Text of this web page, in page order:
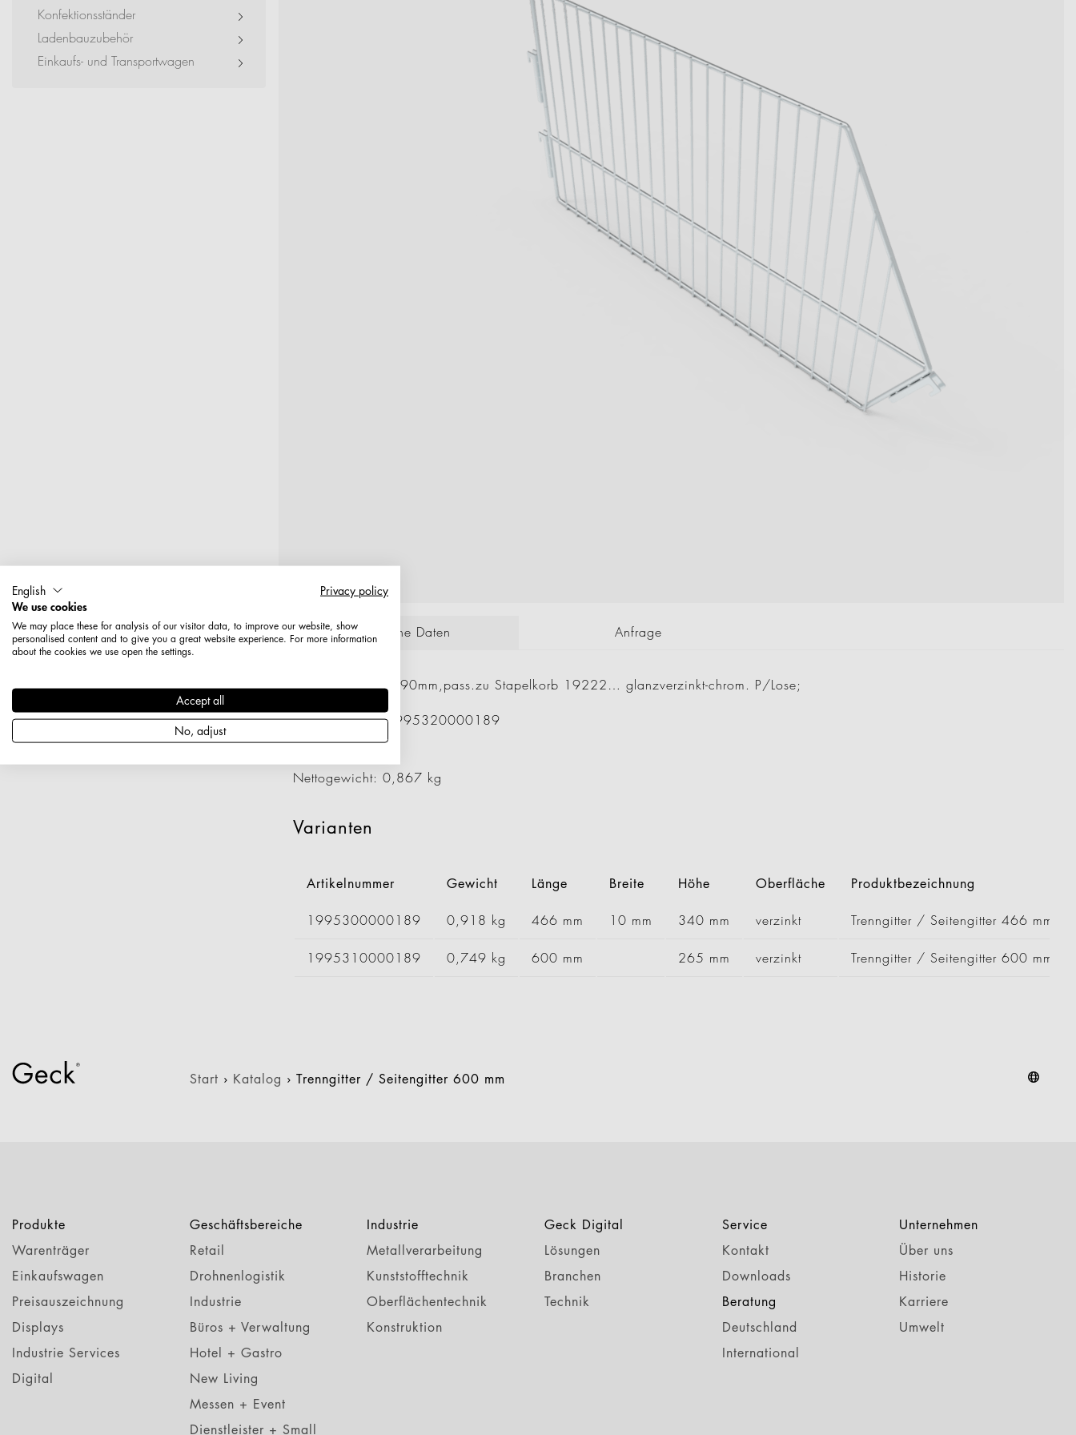
Event + Messe
Dienstleister + Small Business
Lernen sie jetzt die innovativen Systemlösungen
von Geck kennen.
Konfektionsständer
Ladenbauzubehör
Einkaufs- und Transportwagen
Technische Daten Anfrage
Trenngitter 685x390mm,pass.zu Stapelkorb 19222… glanzverzinkt-chrom. P/Lose;
Artikelnummer: 1995320000189
Länge: 700 mm
Nettogewicht: 0,867 kg
Varianten
Artikelnummer Gewicht Länge Breite Höhe Oberfläche Produktbezeichnung
1995300000189 0,918 kg 466 mm 10 mm 340 mm verzinkt Trenngitter / Seitengitter 466 mm
1995310000189 0,749 kg 600 mm 265 mm verzinkt Trenngitter / Seitengitter 600 mm
Start › Katalog › Trenngitter / Seitengitter 600 mm
Produkte
Warenträger
Einkaufswagen
Preisauszeichnung
Displays
Industrie Services
Digital
Geschäftsbereiche
Retail
Drohnenlogistik
Industrie
Büros + Verwaltung
Hotel + Gastro
New Living
Messen + Event
Dienstleister + Small
Industrie
Metallverarbeitung
Kunststofftechnik
Oberflächentechnik
Konstruktion
Geck Digital
Lösungen
Branchen
Technik
Service
Kontakt
Downloads
Beratung
Deutschland
International
Unternehmen
Über uns
Historie
Karriere
Umwelt
English
Privacy policy
We use cookies
We may place these for analysis of our visitor data, to improve our website, show
personalised content and to give you a great website experience. For more information
about the cookies we use open the settings.
Accept all
No, adjust